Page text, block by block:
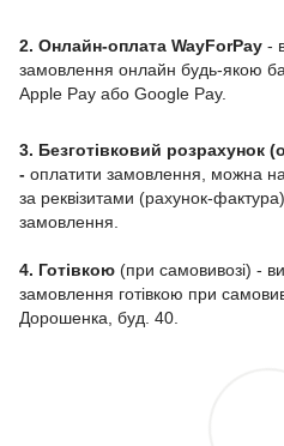
2. Онлайн-оплата WayForPay -
замовлення онлайн будь-якою
Apple Pay або Google Pay.
3. Безготівковий розрахунок
- оплатити замовлення, можна
за реквізитами (рахунок-
замовлення.
4. Готівкою (при самовивозі) -
замовлення готівкою при
Дорошенка, буд. 40.